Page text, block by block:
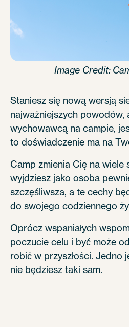
Image Credit:
Staniesz się nową wersją
najważniejszych powodów,
wychowawcą na campie,
to doświadczenie ma na
Camp zmienia Cię na wiele
wyjdziesz jako osoba
szczęśliwsza, a te cechy
do swojego codziennego
Oprócz wspaniałych
poczucie celu i być może
robić w przyszłości. Jedno
nie będziesz taki sam.